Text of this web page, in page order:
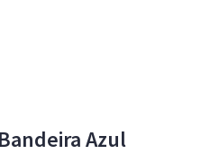
Azul